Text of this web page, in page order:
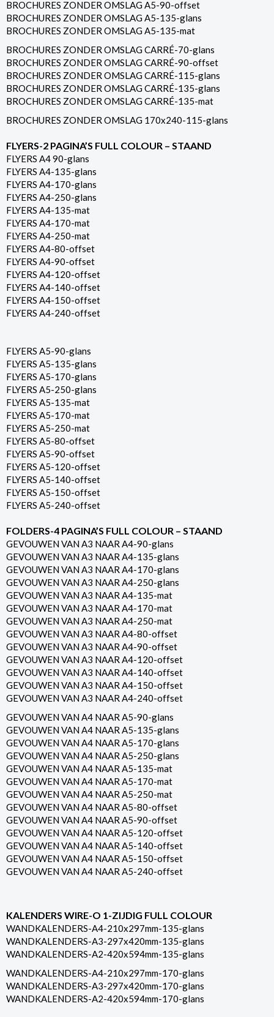
BROCHURES ZONDER OMSLAG A5-90-offset
BROCHURES ZONDER OMSLAG A5-135-glans
BROCHURES ZONDER OMSLAG A5-135-mat
BROCHURES ZONDER OMSLAG CARRÉ-70-glans
BROCHURES ZONDER OMSLAG CARRÉ-90-offset
BROCHURES ZONDER OMSLAG CARRÉ-115-glans
BROCHURES ZONDER OMSLAG CARRÉ-135-glans
BROCHURES ZONDER OMSLAG CARRÉ-135-mat
BROCHURES ZONDER OMSLAG 170x240-115-glans
FLYERS-2 PAGINA’S FULL COLOUR – STAAND
FLYERS A4 90-glans
FLYERS A4-135-glans
FLYERS A4-170-glans
FLYERS A4-250-glans
FLYERS A4-135-mat
FLYERS A4-170-mat
FLYERS A4-250-mat
FLYERS A4-80-offset
FLYERS A4-90-offset
FLYERS A4-120-offset
FLYERS A4-140-offset
FLYERS A4-150-offset
FLYERS A4-240-offset
FLYERS A5-90-glans
FLYERS A5-135-glans
FLYERS A5-170-glans
FLYERS A5-250-glans
FLYERS A5-135-mat
FLYERS A5-170-mat
FLYERS A5-250-mat
FLYERS A5-80-offset
FLYERS A5-90-offset
FLYERS A5-120-offset
FLYERS A5-140-offset
FLYERS A5-150-offset
FLYERS A5-240-offset
FOLDERS-4 PAGINA’S FULL COLOUR – STAAND
GEVOUWEN VAN A3 NAAR A4-90-glans
GEVOUWEN VAN A3 NAAR A4-135-glans
GEVOUWEN VAN A3 NAAR A4-170-glans
GEVOUWEN VAN A3 NAAR A4-250-glans
GEVOUWEN VAN A3 NAAR A4-135-mat
GEVOUWEN VAN A3 NAAR A4-170-mat
GEVOUWEN VAN A3 NAAR A4-250-mat
GEVOUWEN VAN A3 NAAR A4-80-offset
GEVOUWEN VAN A3 NAAR A4-90-offset
GEVOUWEN VAN A3 NAAR A4-120-offset
GEVOUWEN VAN A3 NAAR A4-140-offset
GEVOUWEN VAN A3 NAAR A4-150-offset
GEVOUWEN VAN A3 NAAR A4-240-offset
GEVOUWEN VAN A4 NAAR A5-90-glans
GEVOUWEN VAN A4 NAAR A5-135-glans
GEVOUWEN VAN A4 NAAR A5-170-glans
GEVOUWEN VAN A4 NAAR A5-250-glans
GEVOUWEN VAN A4 NAAR A5-135-mat
GEVOUWEN VAN A4 NAAR A5-170-mat
GEVOUWEN VAN A4 NAAR A5-250-mat
GEVOUWEN VAN A4 NAAR A5-80-offset
GEVOUWEN VAN A4 NAAR A5-90-offset
GEVOUWEN VAN A4 NAAR A5-120-offset
GEVOUWEN VAN A4 NAAR A5-140-offset
GEVOUWEN VAN A4 NAAR A5-150-offset
GEVOUWEN VAN A4 NAAR A5-240-offset
KALENDERS WIRE-O 1-ZIJDIG FULL COLOUR
WANDKALENDERS-A4-210x297mm-135-glans
WANDKALENDERS-A3-297x420mm-135-glans
WANDKALENDERS-A2-420x594mm-135-glans
WANDKALENDERS-A4-210x297mm-170-glans
WANDKALENDERS-A3-297x420mm-170-glans
WANDKALENDERS-A2-420x594mm-170-glans